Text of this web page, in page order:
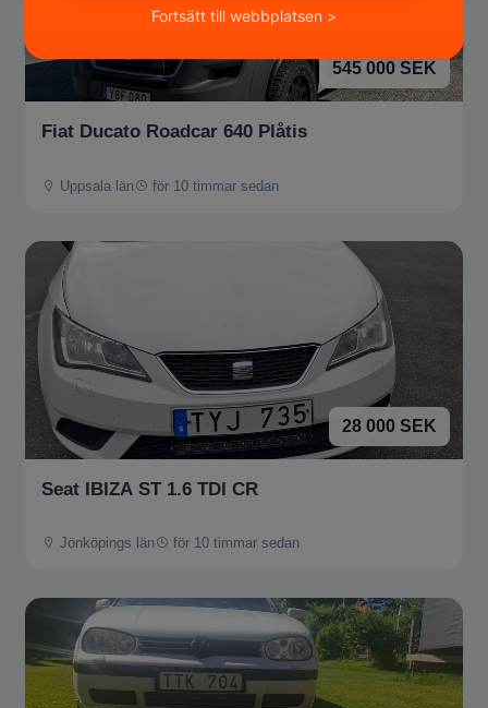
545 000 SEK
Fiat Ducato Roadcar 640 Plåtis
Uppsala län för 10 timmar sedan
28 000 SEK
Seat IBIZA ST 1.6 TDI CR
Jönköpings län för 10 timmar sedan
Fortsätt till webbplatsen >